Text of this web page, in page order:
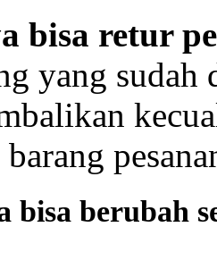
bisa retur
yang
bisa berubah